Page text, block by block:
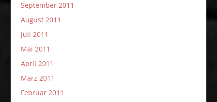
September 2011
August 2011
Juli 2011
Mai 2011
April 2011
März 2011
Februar 2011